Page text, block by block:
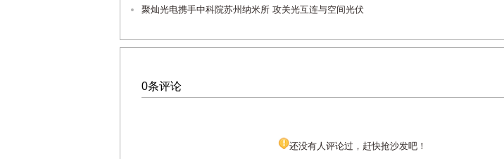
聚灿光电携手中科院苏州纳米所 攻关光互连与空间光伏
0条评论
还没有人评论过，赶快抢沙发吧！